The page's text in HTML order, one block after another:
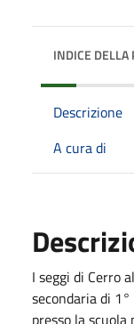
INDICE DELLA
Descrizione
A cura di
I seggi di Cerro
secondaria di
presso la